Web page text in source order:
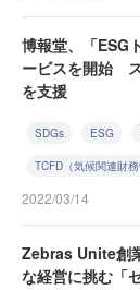
博報堂、「ESG
ービスを開始
を支援
SDGs ESG
TCFD（気候関連財
2022/03/14
Zebras Unite創
な経営に挑む「